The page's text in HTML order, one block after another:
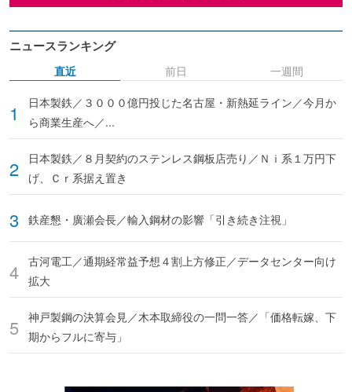
ニュースランキング
直近
日本製鉄／３０００億円投じた名古屋・新熱延ライン／今月か
ら商業生産へ／...
日本製鉄／８月契約のステンレス鋼板店売り／Ｎｉ系１万円下
げ、Ｃｒ系据え置き
鉄産懇・廣瀬会長／輸入鋼材の影響「引き続き注視」
古河電工／通期経常益予想４割上方修正／データセンター向け
拡大
神戸製鋼の決算会見／木本取締役の一問一答／「価格転嫁、下
期からフルに寄与」
前日 一週間